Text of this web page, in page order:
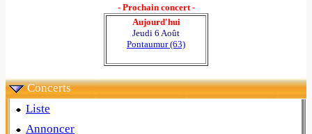
- Prochain concert -
Aujourd'hui
Jeudi 6 Août
Pontaumur (63)
Concerts
Liste
Annoncer